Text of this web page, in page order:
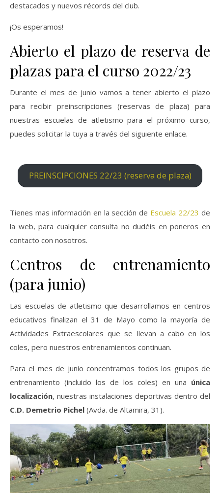
destacados y nuevos récords del club.
¡Os esperamos!
Abierto el plazo de reserva de
plazas para el curso 2022/23
Durante el mes de junio vamos a tener abierto el plazo
para recibir preinscripciones (reservas de plaza) para
nuestras escuelas de atletismo para el próximo curso,
puedes solicitar la tuya a través del siguiente enlace.
PREINSCIPCIONES 22/23 (reserva de plaza)
Tienes mas información en la sección de Escuela 22/23 de
la web, para cualquier consulta no dudéis en poneros en
contacto con nosotros.
Centros de entrenamiento
(para junio)
Las escuelas de atletismo que desarrollamos en centros
educativos finalizan el 31 de Mayo como la mayoría de
Actividades Extraescolares que se llevan a cabo en los
coles, pero nuestros entrenamientos continuan.
Para el mes de junio concentramos todos los grupos de
entrenamiento (incluido los de los coles) en una única
localización, nuestras instalaciones deportivas dentro del
C.D. Demetrio Pichel (Avda. de Altamira, 31).